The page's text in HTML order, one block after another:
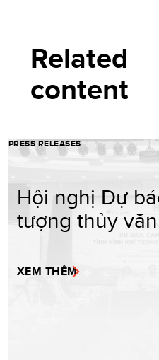
Related
content
PRESS RELEASES
Hội nghị Dự
tượng thủy
XEM THÊM